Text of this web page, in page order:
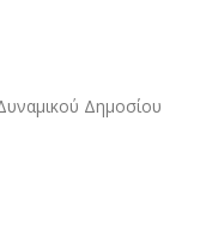
Δημοσίου